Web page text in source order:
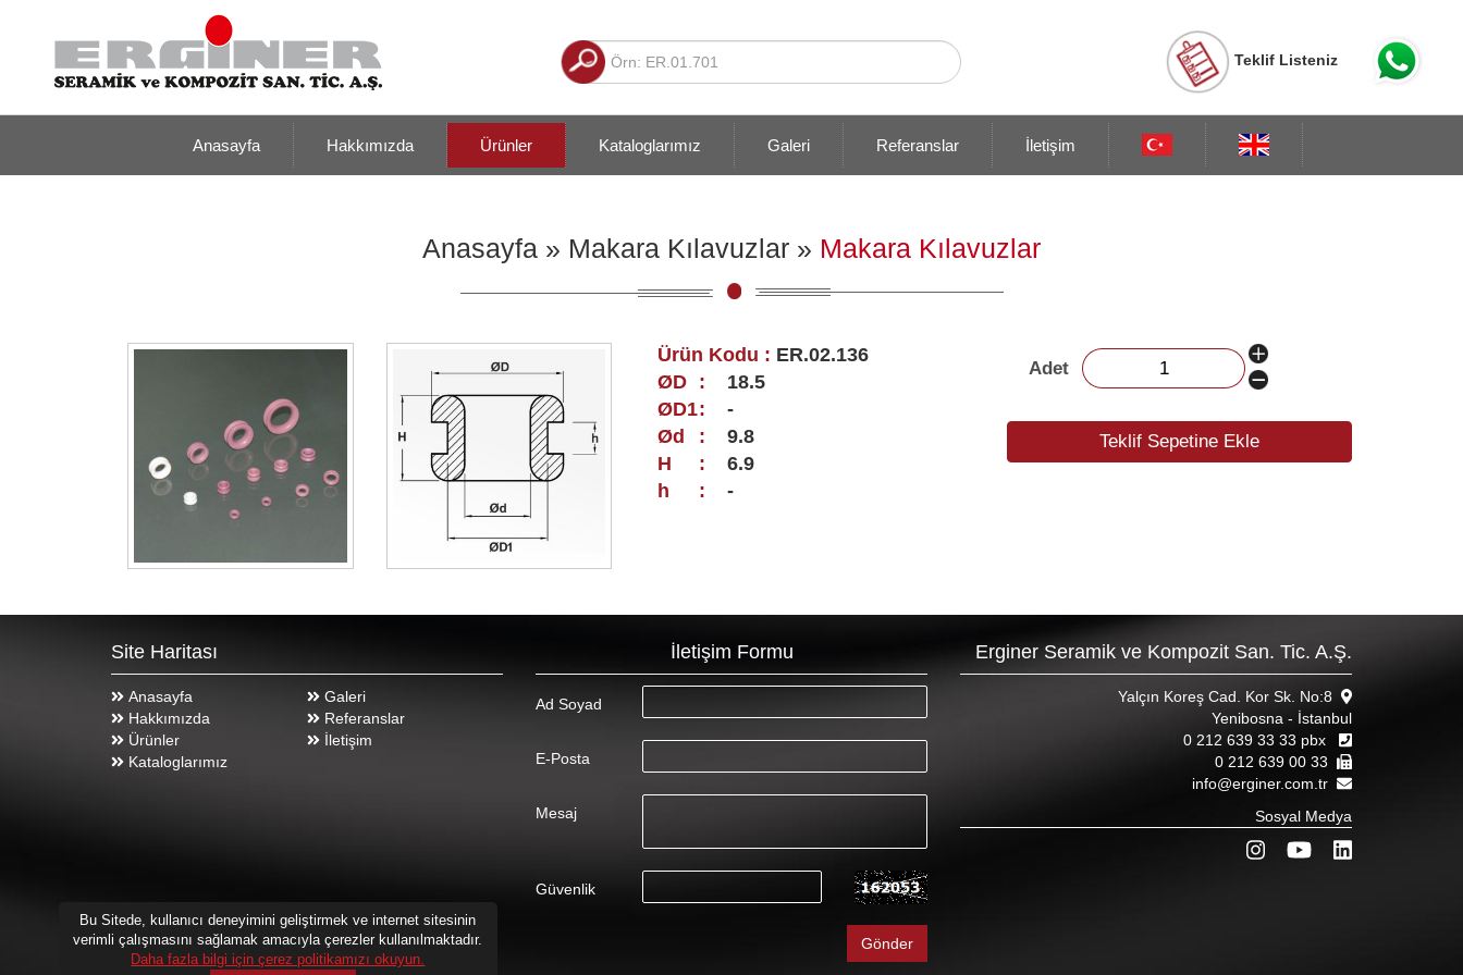
Teklif Listeniz
Anasayfa Hakkımızda Ürünler Kataloglarımız Galeri Referanslar İletişim
Anasayfa » Makara Kılavuzlar » Makara Kılavuzlar
Ürün Kodu : ER.02.136
ØD
:
18.5
ØD1:
-
Ød
:
9.8
H
:
6.9
h
: -
Adet
Teklif Sepetine Ekle
Site Haritası
Anasayfa
Hakkımızda
Ürünler
Kataloglarımız
Galeri
Referanslar
İletişim
İletişim Formu
Ad Soyad
E-Posta
Mesaj
Güvenlik
Erginer Seramik ve Kompozit San. Tic. A.Ş.
Yalçın Koreş Cad. Kor Sk. No:8
Yenibosna - İstanbul
0 212 639 33 33 pbx
0 212 639 00 33
info@erginer.com.tr
Sosyal Medya
Bu Sitede, kullanıcı deneyimini geliştirmek ve internet sitesinin
verimli çalışmasını sağlamak amacıyla çerezler kullanılmaktadır.
Daha fazla bilgi için çerez politikamızı okuyun.